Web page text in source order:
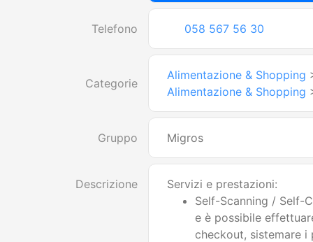
Telefono 058 567 56 30
Categorie
Alimentazione & Shopping
Alimentazione & Shopping
Gruppo Migros
Descrizione
Servizi e prestazioni:
Self-Scanning / Self-
e è possibile
checkout, sistemare